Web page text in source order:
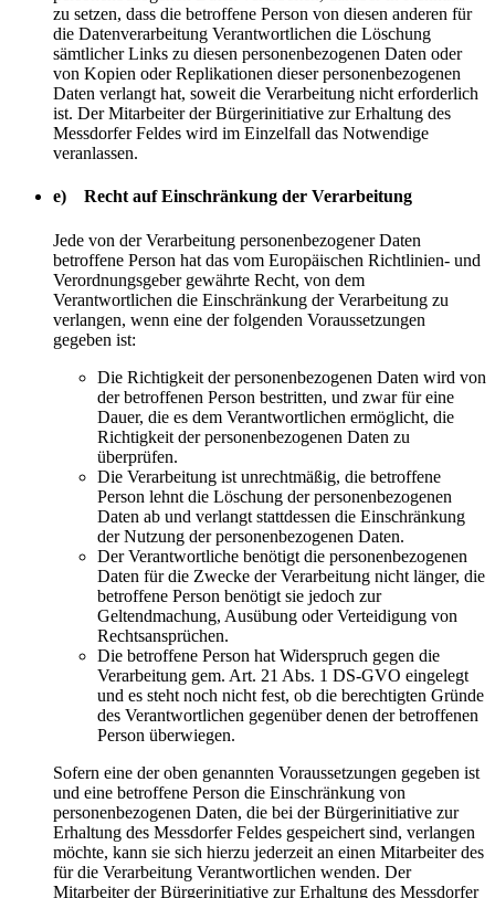
zu setzen, dass die betroffene Person von diesen anderen für
die Datenverarbeitung Verantwortlichen die Löschung
sämtlicher Links zu diesen personenbezogenen Daten oder
von Kopien oder Replikationen dieser personenbezogenen
Daten verlangt hat, soweit die Verarbeitung nicht erforderlich
ist. Der Mitarbeiter der Bürgerinitiative zur Erhaltung des
Messdorfer Feldes wird im Einzelfall das Notwendige
veranlassen.
e) Recht auf Einschränkung der Verarbeitung
Jede von der Verarbeitung personenbezogener Daten
betroffene Person hat das vom Europäischen Richtlinien- und
Verordnungsgeber gewährte Recht, von dem
Verantwortlichen die Einschränkung der Verarbeitung zu
verlangen, wenn eine der folgenden Voraussetzungen
gegeben ist:
Die Richtigkeit der personenbezogenen Daten wird von
der betroffenen Person bestritten, und zwar für eine
Dauer, die es dem Verantwortlichen ermöglicht, die
Richtigkeit der personenbezogenen Daten zu
überprüfen.
Die Verarbeitung ist unrechtmäßig, die betroffene
Person lehnt die Löschung der personenbezogenen
Daten ab und verlangt stattdessen die Einschränkung
der Nutzung der personenbezogenen Daten.
Der Verantwortliche benötigt die personenbezogenen
Daten für die Zwecke der Verarbeitung nicht länger, die
betroffene Person benötigt sie jedoch zur
Geltendmachung, Ausübung oder Verteidigung von
Rechtsansprüchen.
Die betroffene Person hat Widerspruch gegen die
Verarbeitung gem. Art. 21 Abs. 1 DS-GVO eingelegt
und es steht noch nicht fest, ob die berechtigten Gründe
des Verantwortlichen gegenüber denen der betroffenen
Person überwiegen.
Sofern eine der oben genannten Voraussetzungen gegeben ist
und eine betroffene Person die Einschränkung von
personenbezogenen Daten, die bei der Bürgerinitiative zur
Erhaltung des Messdorfer Feldes gespeichert sind, verlangen
möchte, kann sie sich hierzu jederzeit an einen Mitarbeiter des
für die Verarbeitung Verantwortlichen wenden. Der
Mitarbeiter der Bürgerinitiative zur Erhaltung des Messdorfer